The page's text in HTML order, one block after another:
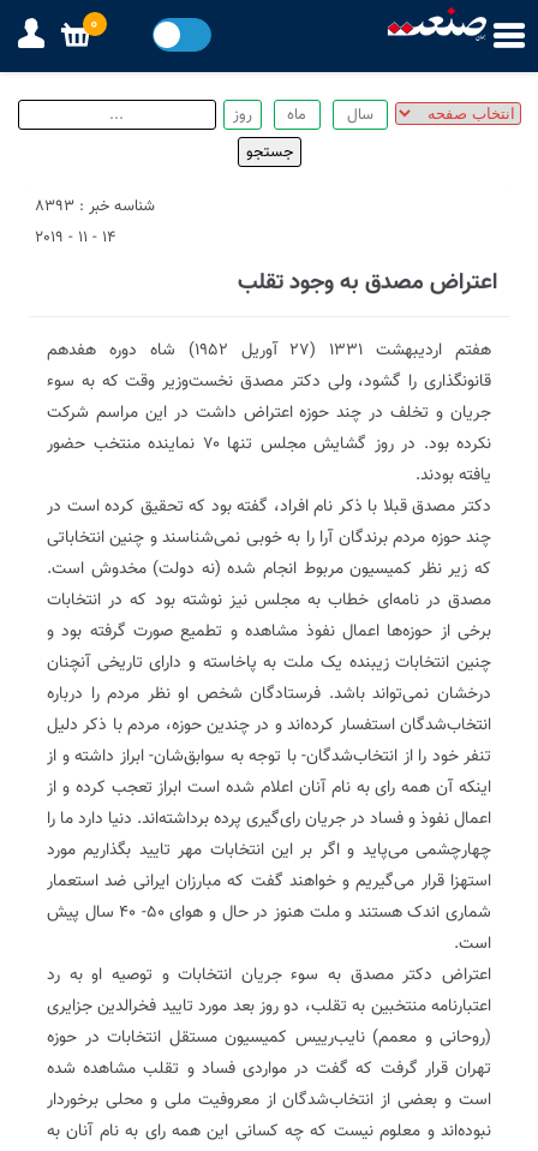
شناسه خبر : 8393
14 - 11 - 2019
اعتراض مصدق به وجود تقلب
هفتم اردیبهشت ۱۳۳۱ (۲۷ آوریل ۱۹۵۲) شاه دوره هفدهم
قانونگذاری را گشود، ولی دکتر مصدق نخست‌وزیر وقت که به سوء
جریان و تخلف در چند حوزه اعتراض داشت در این مراسم شرکت
نکرده بود. در روز گشایش مجلس تنها ۷۰ نماینده منتخب حضور
یافته بودند.
دکتر مصدق قبلا با ذکر نام افراد، گفته بود که تحقیق کرده است در
چند حوزه مردم برندگان آرا‌ را به خوبی نمی‌شناسند و چنین انتخاباتی
که زیر نظر کمیسیون مربوط انجام شده (نه دولت) مخدوش است.
مصدق در نامه‌ای خطاب به مجلس نیز نوشته بود که در انتخابات
برخی از حوزه‌ها اعمال نفوذ مشاهده و تطمیع صورت گرفته بود و
چنین انتخابات زیبنده یک ملت به پاخاسته و دارای تاریخی آنچنان
درخشان نمی‌تواند باشد. فرستادگان شخص او نظر مردم را درباره
انتخاب‌شدگان استفسار کرده‌اند و در چندین حوزه، مردم با ذکر دلیل
تنفر خود را از انتخاب‌شدگان- با توجه به سوابق‌شان- ابراز داشته و از
اینکه آن همه رای به نام آنان اعلام شده است ابراز تعجب کرده و از
اعمال نفوذ و فساد در جریان رای‌گیری پرده برداشته‌اند. دنیا دارد ما را
چهارچشمی می‌پاید و اگر بر این انتخابات مهر تایید بگذاریم مورد
استهزا قرار می‌گیریم و خواهند گفت که مبارزان ایرانی ضد استعمار
شماری اندک هستند و ملت هنوز در حال و هوای ۵۰- ۴۰ سال پیش
است.
اعتراض دکتر مصدق به سوء جریان انتخابات و توصیه او به رد
اعتبارنامه منتخبین به تقلب، دو روز بعد مورد تایید فخرالدین جزایری
(روحانی و معمم) نایب‌رییس کمیسیون مستقل انتخابات در حوزه
تهران قرار گرفت که گفت در مواردی فساد و تقلب مشاهده شده
است و بعضی از انتخاب‌شدگان از معروفیت ملی و محلی برخوردار
نبوده‌اند و معلوم نیست که چه کسانی این همه رای به نام آنان به
0